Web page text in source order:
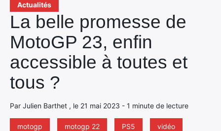
Actualités
La belle promesse de
MotoGP 23, enfin
accessible à toutes et
tous ?
Par Julien Barthet , le 21 mai 2023 - 1 minute de lecture
motogp motogp 22 PS5 vidéo